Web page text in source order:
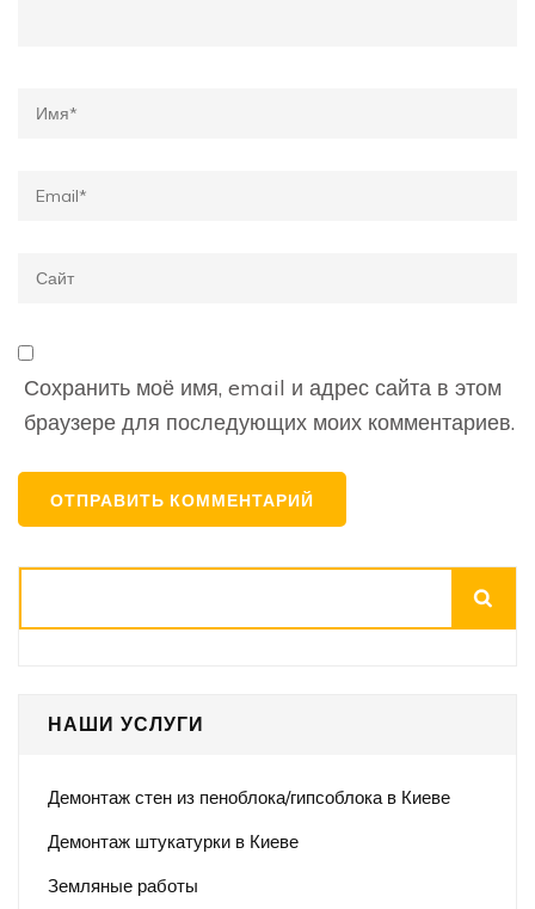
Имя*
Email*
Сайт
Сохранить моё имя, email и адрес сайта в этом
браузере для последующих моих комментариев.
НАШИ УСЛУГИ
Демонтаж стен из пеноблока/гипсоблока в Киеве
Демонтаж штукатурки в Киеве
Земляные работы